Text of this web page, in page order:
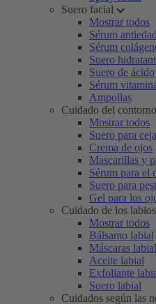
Suero facial
Mostrar todos
Sérum antiedad
Sérum
Suero
Suero de
Sérum
Ampollas
Cuidado del
Mostrar todos
Suero para
Crema de ojos
Mascarillas y
Sérum para el
Suero para
Gel para los
Cuidado de los labios
Mostrar todos
Bálsamo labial
Máscaras
Aceite labial
Exfoliante
Suero labial
Cuidados según las